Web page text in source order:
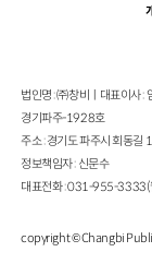
법인명 : ㈜창비ㅣ대표이사
경기파주-1928호
주소 : 경기도 파주시 회동
정보책임자 : 신문수
대표전화 : 031-955-3333(
copyright © Changbi